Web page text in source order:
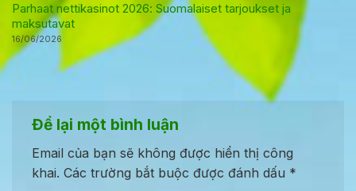
Parhaat nettikasinot 2026: Suomalaiset tarjoukset ja
maksutavat
16/06/2026
Để lại một bình luận
Email của bạn sẽ không được hiển thị công
khai. Các trường bắt buộc được đánh dấu *